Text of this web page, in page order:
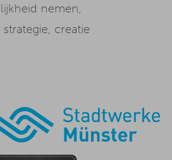
nemen,
creatie